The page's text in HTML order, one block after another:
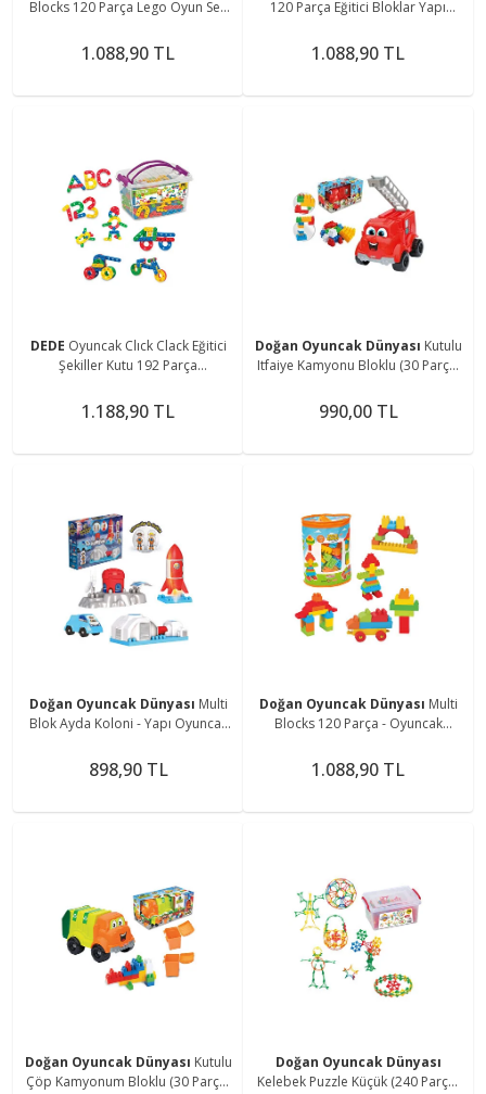
Blocks 120 Parça Lego Oyun Seti
1.088,90 TL
120 Parça Eğitici Bloklar Yapı
1.088,90 TL
DEDE Oyuncak Clıck Clack Eğitici
Şekiller Kutu 192 Parça
1.188,90 TL
Doğan Oyuncak Dünyası Kutulu
Itfaiye Kamyonu Bloklu (30 Parça)
Oyuncakları - Blok Setleri
990,00 TL
Doğan Oyuncak Dünyası Multi
Blok Ayda Koloni - Yapı Oyuncak
Blok Setleri
898,90 TL
Doğan Oyuncak Dünyası Multi
Blocks 120 Parça - Oyuncak
Oyuncak - Multi Bloklar
1.088,90 TL
Doğan Oyuncak Dünyası Kutulu
Çöp Kamyonum Bloklu (30 Parça)
Doğan Oyuncak Dünyası
Kelebek Puzzle Küçük (240 Parça)